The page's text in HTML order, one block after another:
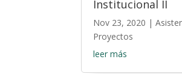
Institucional II
Nov 23, 2020 |
Proyectos
leer más